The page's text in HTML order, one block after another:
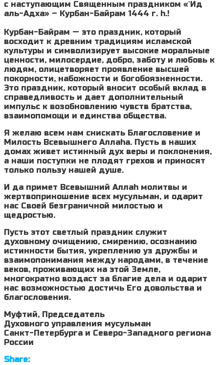
с наступающим Священным праздником «`Ид
аль-Адха» – Курбан-Байрам 1444 г. h.!
Курбан-Байрам — это праздник, который
восходит к древним традициям исламской
культуры и символизирует высокие моральные
ценности, милосердие, добро, заботу и любовь к
людям, олицетворяет проявление высшей
покорности, набожности и богобоязненности.
Это праздник, который вносит особый вклад в
справедливость и дает дополнительный
импульс к возобновлению чувств братства,
взаимопомощи и единства общества.
Я желаю всем нам снискать Благословение и
Милость Всевышнего Аллаhа. Пусть в наших
домах живет истинный дух веры и поклонения,
а наши поступки не плодят грехов и приносят
только пользу нашей душе.
И да примет Всевышний Аллаh молитвы и
жертвоприношение всех мусульман, и одарит
нас Своей безграничной милостью и
щедростью.
Пусть этот светлый праздник служит
духовному очищению, смирению, осознанию
истинности бытия, укреплению уз дружбы и
взаимопонимания между народами, в течение
веков, проживающих на этой Земле,
многократно воздаст за благие дела и одарит
нас возможностью достичь Его довольства и
благословения.
Муфтий, Председатель
Духовного управления мусульман
Санкт-Петербурга и Северо-Западного региона
России
Share: